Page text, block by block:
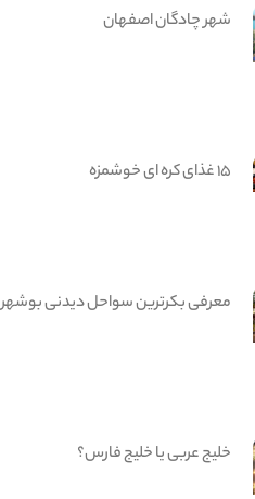
شهر چادگان اصفهان
15 غذای کره ای خوشمزه
معرفی بکرترین سواحل دیدنی بوشهر
خلیج عربی یا خلیج فارس؟